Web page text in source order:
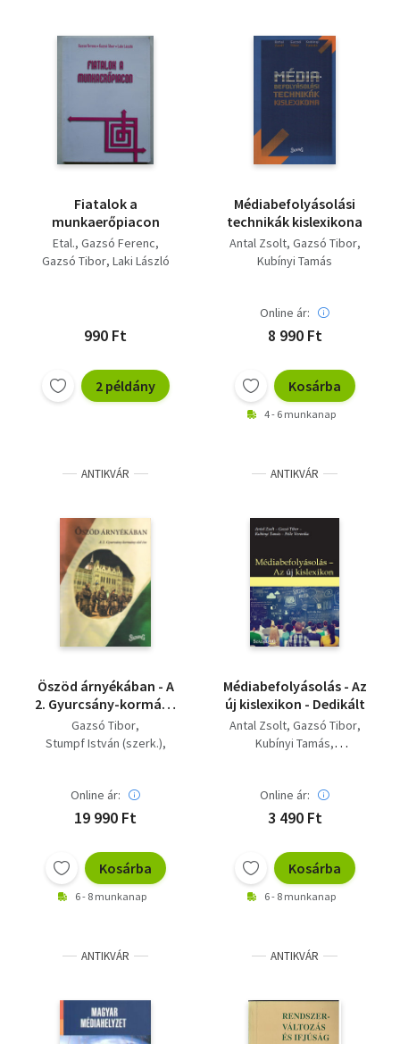
Fiatalok a
munkaerőpiacon
Etal. Gazsó Ferenc
Gazsó Tibor Laki László
990 Ft
2 példány
Médiabefolyásolási
technikák kislexikona
Antal Zsolt Gazsó Tibor
Kubínyi Tamás
Online ár:
8 990 Ft
Kosárba
4 - 6 munkanap
ANTIKVÁR
Öszöd árnyékában - A
2. Gyurcsány-kormány
első éve
Gazsó Tibor
Stumpf István (szerk.)
Online ár:
19 990 Ft
Kosárba
6 - 8 munkanap
ANTIKVÁR
Médiabefolyásolás - Az
új kislexikon - Dedikált
Antal Zsolt Gazsó Tibor
Kubínyi Tamás
Online ár:
3 490 Ft
Kosárba
6 - 8 munkanap
ANTIKVÁR ANTIKVÁR